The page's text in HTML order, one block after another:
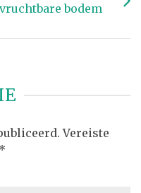
bodem
Vereiste
*